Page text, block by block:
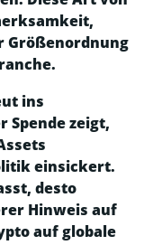
Größenordnung
ins
Spende zeigt,
einsickert.
desto
Hinweis auf
auf globale